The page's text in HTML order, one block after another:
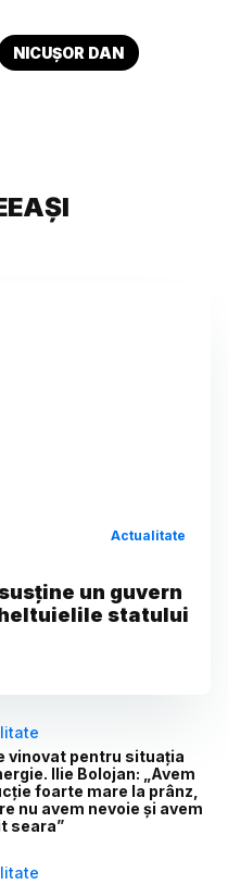
NICUȘOR DAN
Actualitate
un guvern
statului
vinovat pentru situația
Ilie Bolojan: „Avem
foarte mare la prânz,
nu avem nevoie și avem
seara”